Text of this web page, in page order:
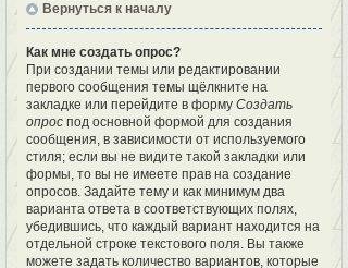
Вернуться к началу
Как мне создать опрос?
При создании темы или редактировании
первого сообщения темы щёлкните на
закладке или перейдите в форму Создать
опрос под основной формой для создания
сообщения, в зависимости от используемого
стиля; если вы не видите такой закладки или
формы, то вы не имеете прав на создание
опросов. Задайте тему и как минимум два
варианта ответа в соответствующих полях,
убедившись, что каждый вариант находится на
отдельной строке текстового поля. Вы также
можете задать количество вариантов, которые